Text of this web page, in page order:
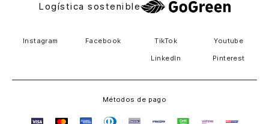
Logística sostenible
Instagram Facebook TikTok Youtube
LinkedIn Pinterest
Métodos de pago